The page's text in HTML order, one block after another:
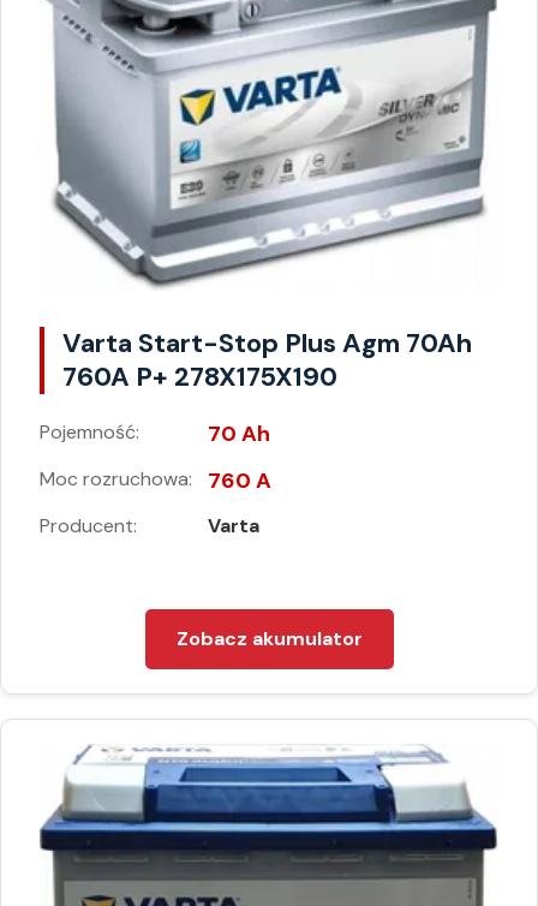
Varta Start-Stop Plus Agm 70Ah
760A P+ 278X175X190
Pojemność: 70 Ah
Moc rozruchowa: 760 A
Producent: Varta
Zobacz akumulator